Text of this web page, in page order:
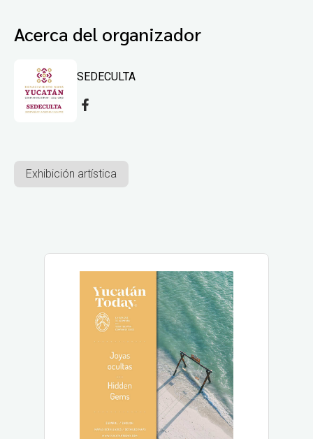
Acerca del organizador
SEDECULTA
Exhibición artística